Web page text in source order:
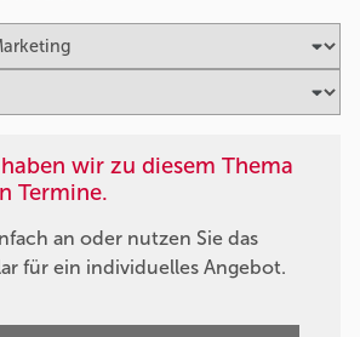
wir zu diesem Thema
Termine.
an oder nutzen Sie das
für ein individuelles Angebot.